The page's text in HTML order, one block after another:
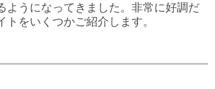
ようになってきました。非常に好調だ
トをいくつかご紹介します。